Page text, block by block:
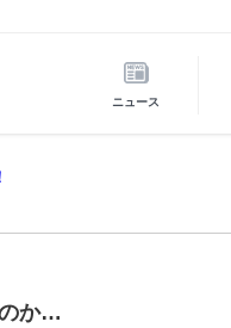
ニュース
か…